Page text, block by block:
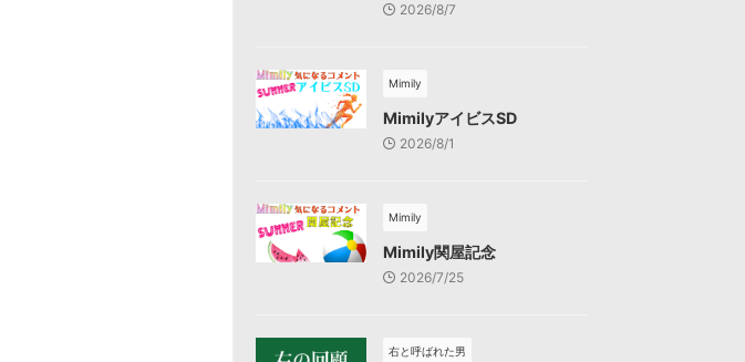
2026/8/7
Mimily
MimilyアイビスSD
2026/8/1
Mimily
Mimily関屋記念
2026/7/25
右と呼ばれた男